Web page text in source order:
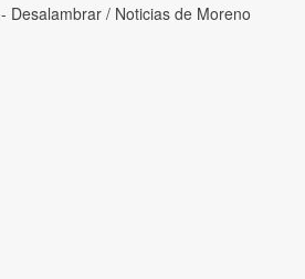
- Desalambrar / Noticias de Moreno